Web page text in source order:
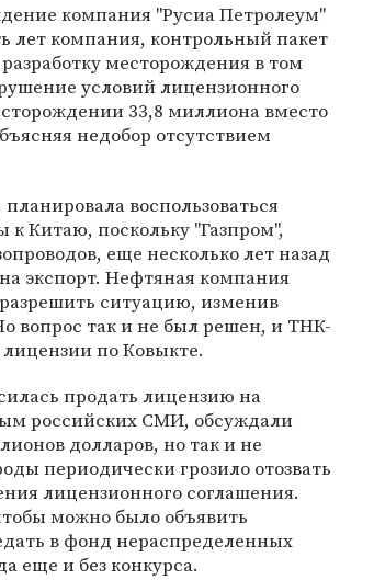
компания "Русиа Петролеум"
лет компания, контрольный пакет
месторождения в том
условий лицензионного
33,8 миллиона вместо
недобор отсутствием
воспользоваться
Китаю, поскольку "Газпром",
еще несколько лет назад
экспорт. Нефтяная компания
ситуацию, изменив
вопрос так и не был решен, и ТНК-
по Ковыкте.
продать лицензию на
российских СМИ, обсуждали
долларов, но так и не
периодически грозило отозвать
лицензионного соглашения.
можно было объявить
в фонд нераспределенных
еще и без конкурса.